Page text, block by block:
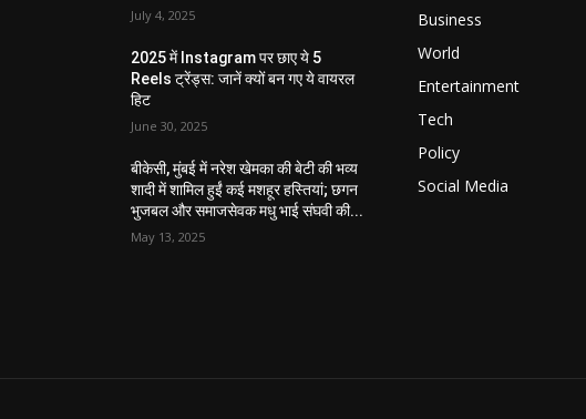
July 4, 2025
2025 में Instagram पर छाए ये 5
Reels ट्रेंड्स: जानें क्यों बन गए ये वायरल
हिट
June 30, 2025
बीकेसी, मुंबई में नरेश खेमका की बेटी की भव्य
शादी में शामिल हुईं कई मशहूर हस्तियां; छगन
भुजबल और समाजसेवक मधु भाई संघवी की...
May 13, 2025
Business
World
Entertainment
Tech
Policy
Social Media